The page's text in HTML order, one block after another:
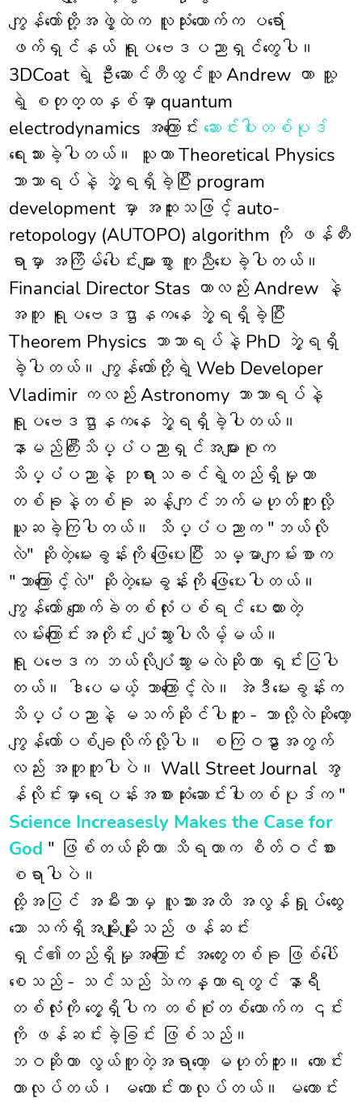
ကျွန်တော်တို့အဖွဲ့ထဲက လူသုံးယောက်က ပရော်
ဖက်ရှင်နယ် ရူပဗေဒပညာရှင်တွေပါ။
3DCoat ရဲ့ ဦးဆောင်တီထွင်သူ Andrew ဟာ သူ့
ရဲ့ စတုတ္ထနှစ်မှာ quantum
electrodynamics အကြောင်း ဆောင်းပါးတစ်ပုဒ်
ရေးသားခဲ့ပါတယ်။ သူဟာ Theoretical Physics
ဘာသာရပ်နဲ့ ဘွဲ့ရရှိခဲ့ပြီး program
development မှာ အထူးသဖြင့် auto-
retopology (AUTOPO) algorithm ကို ဖန်တီး
ရာမှာ အကြိမ်ပေါင်းများစွာ ကူညီပေးခဲ့ပါတယ်။
Financial Director Stas ဟာလည်း Andrew နဲ့
အတူ ရူပဗေဒဌာနကနေ ဘွဲ့ရရှိခဲ့ပြီး
Theorem Physics ဘာသာရပ်နဲ့ PhD ဘွဲ့ရရှိ
ခဲ့ပါတယ်။ ကျွန်တော်တို့ရဲ့ Web Developer
Vladimir ကလည်း Astronomy ဘာသာရပ်နဲ့
ရူပဗေဒဌာနကနေ ဘွဲ့ရရှိခဲ့ပါတယ်။
နာမည်ကြီးသိပ္ပံပညာရှင်အများစုက
သိပ္ပံပညာနဲ့ ဘုရားသခင်ရဲ့တည်ရှိမှုဟာ
တစ်ခုနဲ့တစ်ခု ဆန့်ကျင်ဘက်မဟုတ်ဘူးလို့
ယူဆခဲ့ကြပါတယ်။ သိပ္ပံပညာက "ဘယ်လို
လဲ" ဆိုတဲ့မေးခွန်းကို ဖြေပေးပြီး သမ္မာကျမ်းစာက
"ဘာကြောင့်လဲ" ဆိုတဲ့မေးခွန်းကို ဖြေပေးပါတယ်။
ကျွန်တော် ကျောက်ခဲတစ်လုံးပစ်ရင် ပေးထားတဲ့
လမ်းကြောင်းအတိုင်း ပျံသွားပါလိမ့်မယ်။
ရူပဗေဒက ဘယ်လိုပျံသွားမလဲဆိုတာ ရှင်းပြပါ
တယ်။ ဒါပေမယ့် ဘာကြောင့်လဲ။ အဲဒီမေးခွန်းက
သိပ္ပံပညာနဲ့ မသက်ဆိုင်ပါဘူး - ဘာလို့လဲဆိုတော့
ကျွန်တော်ပစ်ချလိုက်လို့ပါ။ စကြဝဠာအတွက်
လည်း အတူတူပါပဲ။ Wall Street Journal အွ
န်လိုင်းမှာ ရေပန်းအစားဆုံးဆောင်းပါးတစ်ပုဒ်က "
Science Increasesly Makes the Case for
God " ဖြစ်တယ်ဆိုတာ သိရတာက စိတ်ဝင်စား
စရာပါပဲ။
ထို့အပြင် အမီးဘာမှ လူသားအထိ အလွန်ရှုပ်ထွေး
သော သက်ရှိအမျိုးမျိုးသည် ဖန်ဆင်း
ရှင်၏တည်ရှိမှုအကြောင်း အတွေးတစ်ခု ဖြစ်ပေါ်
စေသည် - သင်သည် သဲကန္တာရတွင် နာရီ
တစ်လုံးကို တွေ့ရှိပါက တစ်စုံတစ်ယောက်က ၎င်း
ကို ဖန်ဆင်းခဲ့ခြင်း ဖြစ်သည်။
ဘဝဆိုတာ လွယ်ကူတဲ့အရာတော့ မဟုတ်ဘူး။ ကောင်း
တာလုပ်တယ်၊ မကောင်းတာလုပ်တယ်။ မကောင်း